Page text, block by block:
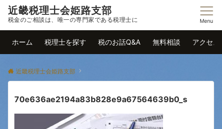
近畿税理士会姫路支部
税金のご相談は、唯一の専門家である税理士に Menu
ホーム 税理士を探す 税のお話Q&A 無料相談 アクセス
近畿税理士会姫路支部
70e636ae2194a83b828e9a67564639b0_s